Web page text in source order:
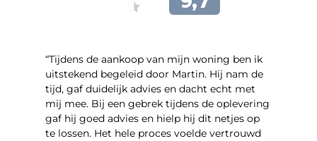
“Tijdens de aankoop van mijn woning ben ik
uitstekend begeleid door Martin. Hij nam de
tijd, gaf duidelijk advies en dacht echt met
mij mee. Bij een gebrek tijdens de oplevering
gaf hij goed advies en hielp hij dit netjes op
te lossen. Het hele proces voelde vertrouwd